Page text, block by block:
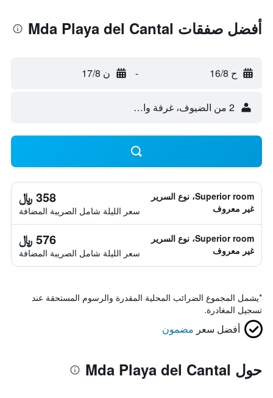
أفضل صفقات Mda Playa del Cantal
ح 16/8 - ن 17/8
2 من الضيوف، غرفة واحدة
Superior room، نوع السرير
غير معروف
358 ﷼
سعر الليلة شامل الصريبة المضافة
Superior room، نوع السرير
غير معروف
576 ﷼
سعر الليلة شامل الصريبة المضافة
*يشمل المجموع الضرائب المحلية المقدرة والرسوم المستحقة عند
تسجيل المغادرة.
أفضل سعر مضمون
حول Mda Playa del Cantal